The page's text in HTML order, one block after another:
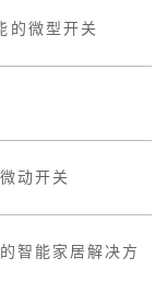
的微型开关
动开关
智能家居解决方